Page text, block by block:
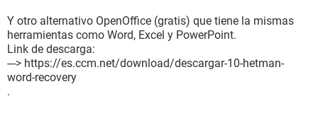
Y otro alternativo OpenOffice (gratis) que tiene la mismas
herramientas como Word, Excel y PowerPoint.
Link de descarga:
---> https://es.ccm.net/download/descargar-10-hetman-
word-recovery
.